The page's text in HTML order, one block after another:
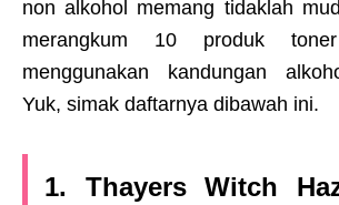
non alkohol memang tidaklah
merangkum 10 produk
menggunakan kandungan
Yuk, simak daftarnya dibawah ini.
1. Thayers Witch